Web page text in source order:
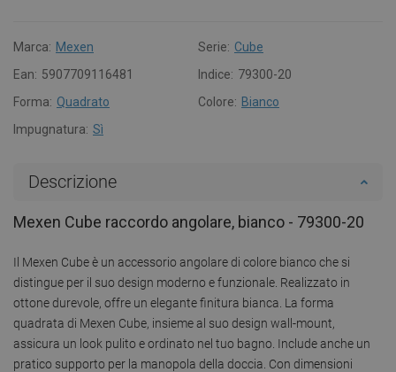
Marca: Mexen Serie: Cube
Ean: 5907709116481 Indice: 79300-20
Forma: Quadrato Colore: Bianco
Impugnatura: Sì
Descrizione
Mexen Cube raccordo angolare, bianco - 79300-20
Il Mexen Cube è un accessorio angolare di colore bianco che si
distingue per il suo design moderno e funzionale. Realizzato in
ottone durevole, offre un elegante finitura bianca. La forma
quadrata di Mexen Cube, insieme al suo design wall-mount,
assicura un look pulito e ordinato nel tuo bagno. Include anche un
pratico supporto per la manopola della doccia. Con dimensioni